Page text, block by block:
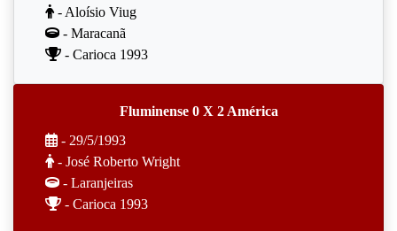
- Aloísio Viug
- Maracanã
- Carioca 1993
Fluminense 0 X 2 América
- 29/5/1993
- José Roberto Wright
- Laranjeiras
- Carioca 1993